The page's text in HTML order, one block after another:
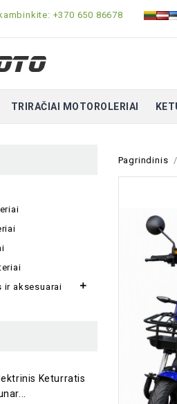
+370 650 86678
TRIRAČIAI MOTOROLERIAI
ir aksesuarai

Keturratis
Pagrindinis